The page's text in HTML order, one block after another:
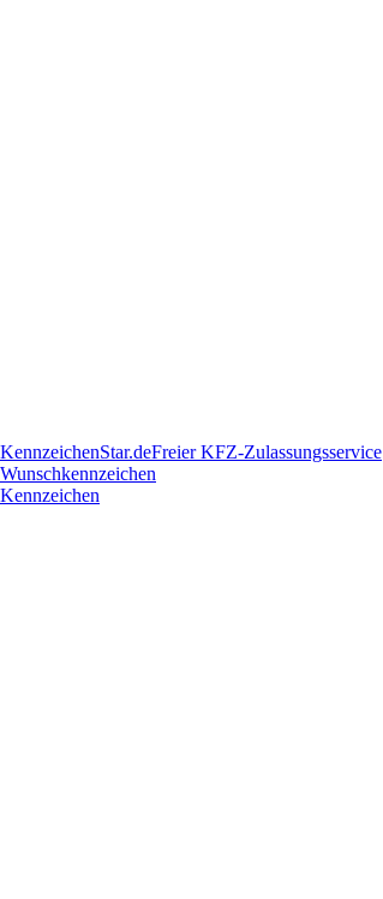
KennzeichenStar.deFreier KFZ-Zulassungsservice
Wunschkennzeichen
Kennzeichen